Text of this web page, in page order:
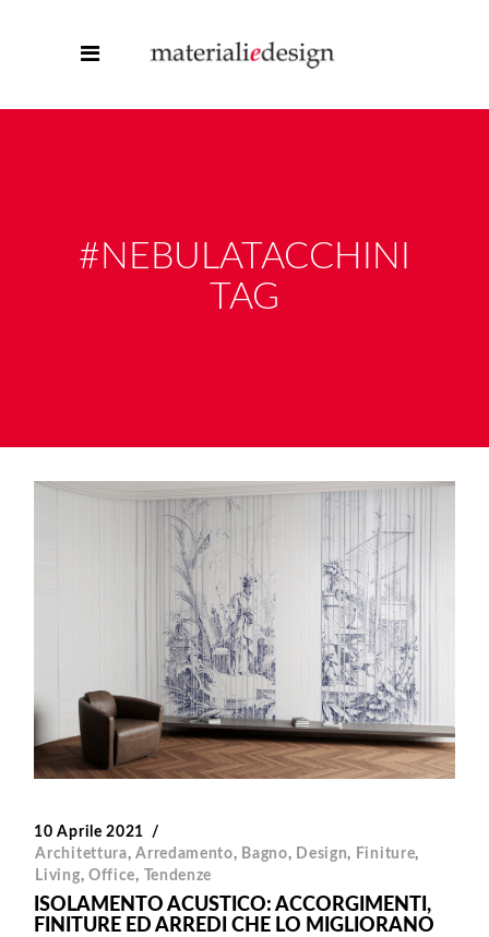
#NEBULATACCHINI
TAG
10 Aprile 2021
Architettura,Arredamento, Bagno, Design, Finiture,
Living, Office, Tendenze
ISOLAMENTO ACUSTICO: ACCORGIMENTI,
FINITURE ED ARREDI CHE LO MIGLIORANO